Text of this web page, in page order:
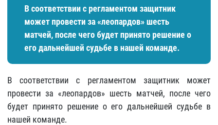
В соответствии с регламентом защитник
может провести за «леопардов» шесть
матчей, после чего будет принято решение о
его дальнейшей судьбе в нашей команде.
В соответствии с регламентом защитник может
провести за «леопардов» шесть матчей, после чего
будет принято решение о его дальнейшей судьбе в
нашей команде.